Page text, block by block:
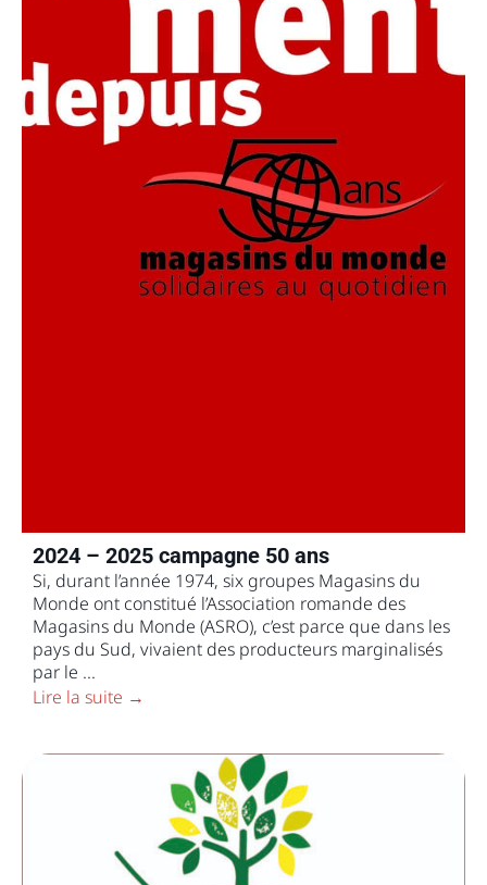
2024 – 2025 campagne 50 ans
Si, durant l’année 1974, six groupes Magasins du
Monde ont constitué l’Association romande des
Magasins du Monde (ASRO), c’est parce que dans les
pays du Sud, vivaient des producteurs marginalisés
par le ...
Lire la suite →